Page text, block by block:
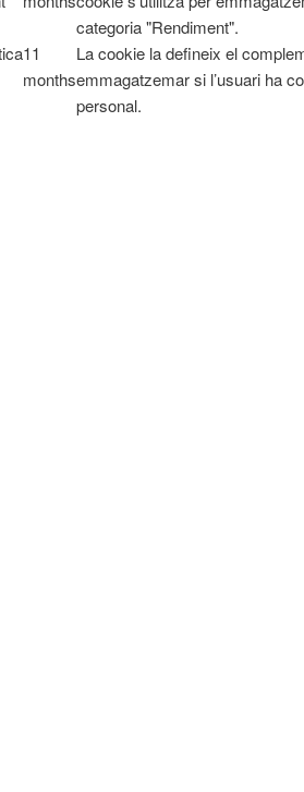
categoria "Rendiment".
11
months
La cookie la defineix el
emmagatzemar si l’usuari ha
personal.